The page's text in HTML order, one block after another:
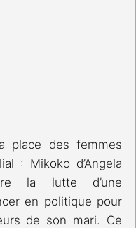
place des femmes
: Mikoko d’Angela
la lutte d’une
en politique pour
de son mari. Ce